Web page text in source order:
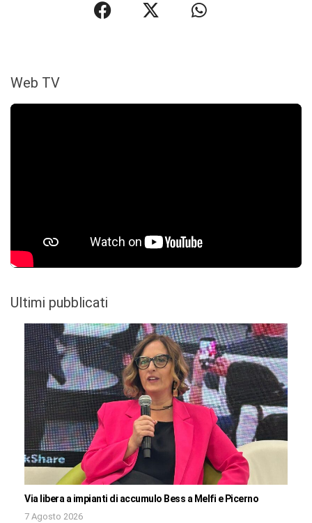
Web TV
Ultimi pubblicati
Via libera a impianti di accumulo Bess a Melfi e Picerno
7 Agosto 2026